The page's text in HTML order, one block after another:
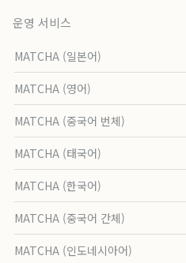
운영 서비스
MATCHA (일본어)
MATCHA (영어)
MATCHA (중국어 번체)
MATCHA (태국어)
MATCHA (한국어)
MATCHA (중국어 간체)
MATCHA (인도네시아어)